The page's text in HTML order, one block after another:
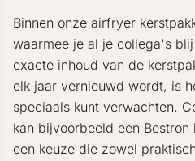
Binnen onze airfryer
waarmee je al je collega's
exacte inhoud van de
elk jaar vernieuwd wordt, is
speciaals kunt verwachten.
kan bijvoorbeeld een
een keuze die zowel